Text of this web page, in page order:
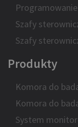
Programowanie
Szafy
Szafy
Produkty
Komora do
Komora do
System